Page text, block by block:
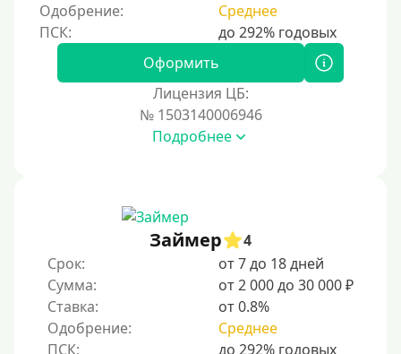
Одобрение:
Среднее
Оформить
Лицензия ЦБ:
№ 1503140006946
Подробнее
Займер
4
Срок:
от 7 до 18 дней
Сумма:
от 2 000 до 30 000 ₽
Ставка:
от 0.8%
Одобрение:
Среднее